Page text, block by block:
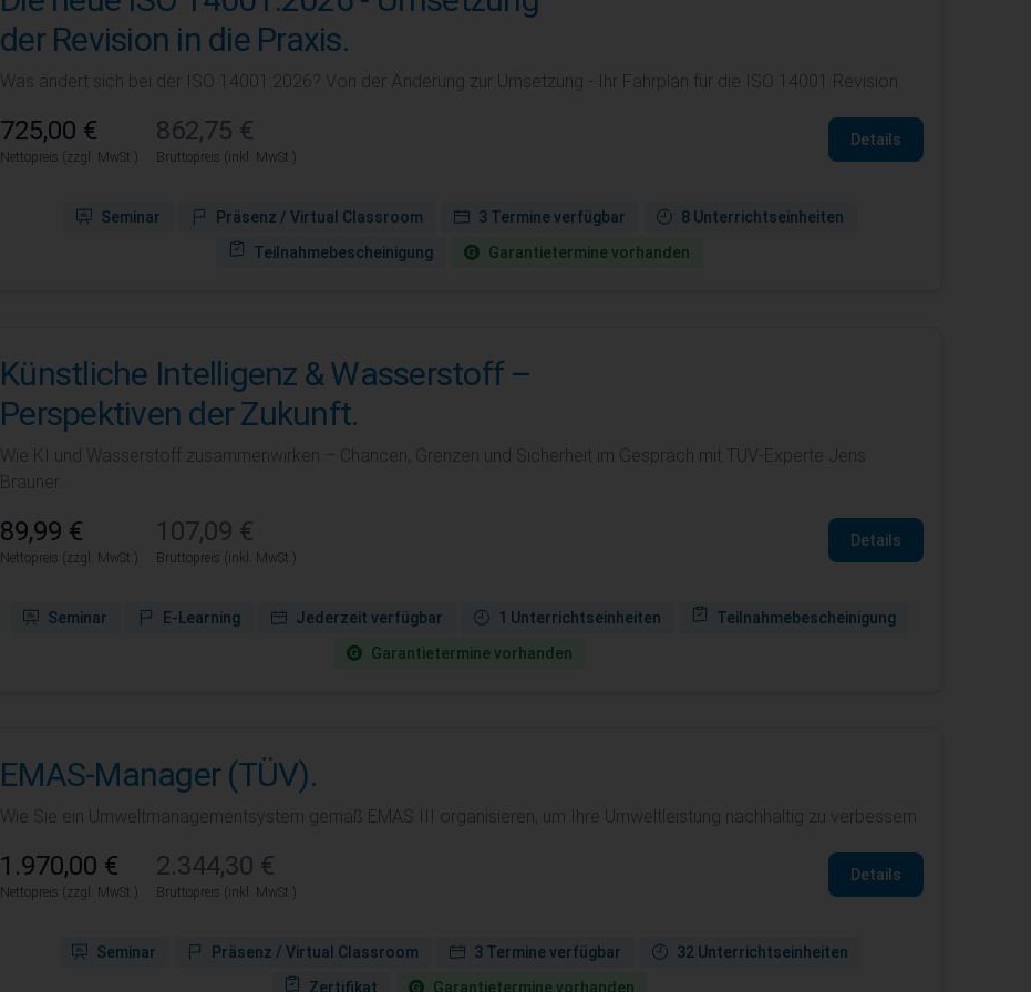
der Revision in die Praxis.
Was ändert sich bei der ISO 14001:2026? Von der Änderung zur Umsetzung - Ihr Fahrplan für die ISO 14001 Revision.
725,00 €
Nettopreis (zzgl. MwSt.)
862,75 €
Bruttopreis (inkl. MwSt.)
Details
Seminar Präsenz / Virtual Classroom 3 Termine verfügbar
8 Unterrichtseinheiten
Teilnahmebescheinigung
Garantie­termine vorhanden
Künstliche Intelligenz & Wasserstoff –
Perspektiven der Zukunft.
Wie KI und Wasserstoff zusammenwirken – Chancen, Grenzen und Sicherheit im Gespräch mit TÜV-Experte Jens
Brauner.
89,99 €
Nettopreis (zzgl. MwSt.)
107,09 €
Bruttopreis (inkl. MwSt.)
Details
Seminar E-Learning Jederzeit verfügbar 1 Unterrichtseinheiten
Teilnahmebescheinigung
Garantie­termine vorhanden
EMAS-Manager (TÜV).
Wie Sie ein Umweltmanagementsystem gemäß EMAS III organisieren, um Ihre Umweltleistung nachhaltig zu verbessern.
1.970,00 €
Nettopreis (zzgl. MwSt.)
2.344,30 €
Bruttopreis (inkl. MwSt.)
Details
Seminar Präsenz / Virtual Classroom 3 Termine verfügbar
32 Unterrichtseinheiten
Zertifikat
Garantie­termine vorhanden